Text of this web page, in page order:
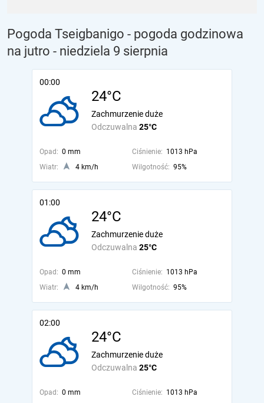
Pogoda Tseigbanigo - pogoda godzinowa
na jutro - niedziela 9 sierpnia
00:00
24°C
Odczuwalna 25°C
Zachmurzenie duże
Opad: 0 mm Ciśnienie: 1013 hPa
Wiatr:
4 km/h Wilgotność: 95%
01:00
24°C
Odczuwalna 25°C
Zachmurzenie duże
Opad: 0 mm Ciśnienie: 1013 hPa
Wiatr:
4 km/h Wilgotność: 95%
02:00
24°C
Odczuwalna 25°C
Zachmurzenie duże
Opad: 0 mm Ciśnienie: 1013 hPa